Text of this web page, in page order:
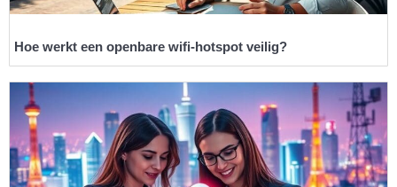
Hoe werkt een openbare wifi-hotspot veilig?